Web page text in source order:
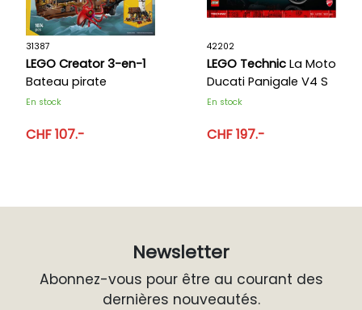
31387
LEGO Creator 3-en-1
Bateau pirate
mythique
En stock
CHF 107.-
42202
LEGO Technic La Moto
Ducati Panigale V4 S
En stock
CHF 197.-
Newsletter
Abonnez-vous pour être au courant des
dernières nouveautés.